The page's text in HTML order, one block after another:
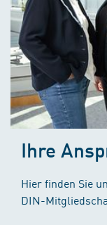
Ihre
Hier finden Sie
DIN-